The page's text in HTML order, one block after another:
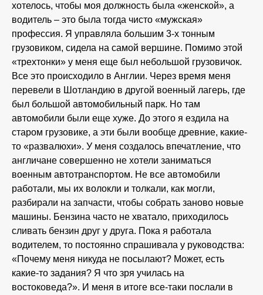
хотелось, чтобы моя должность была «женской», а
водитель – это была тогда чисто «мужская»
профессия. Я управляла большим 3-х тонным
грузовиком, сидела на самой вершине. Помимо этой
«трехтонки» у меня еще был небольшой грузовичок.
Все это происходило в Англии. Через время меня
перевели в Шотландию в другой военный лагерь, где
был большой автомобильный парк. Но там
автомобили были еще хуже. До этого я ездила на
старом грузовике, а эти были вообще древние, какие-
то «развалюхи». У меня создалось впечатление, что
англичане совершенно не хотели заниматься
военным автотранспортом. Не все автомобили
работали, мы их волокли и толкали, как могли,
разбирали на запчасти, чтобы собрать заново новые
машины. Бензина часто не хватало, приходилось
сливать бензин друг у друга. Пока я работала
водителем, то постоянно спрашивала у руководства:
«Почему меня никуда не посылают? Может, есть
какие-то задания? Я что зря училась на
востоковеда?». И меня в итоге все-таки послали в